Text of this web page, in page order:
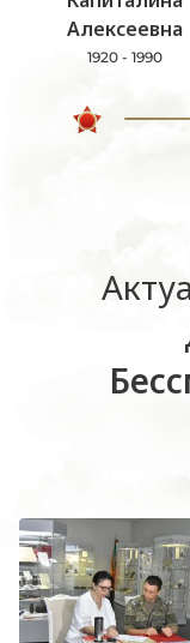
Алексеевна
1920 - 1990